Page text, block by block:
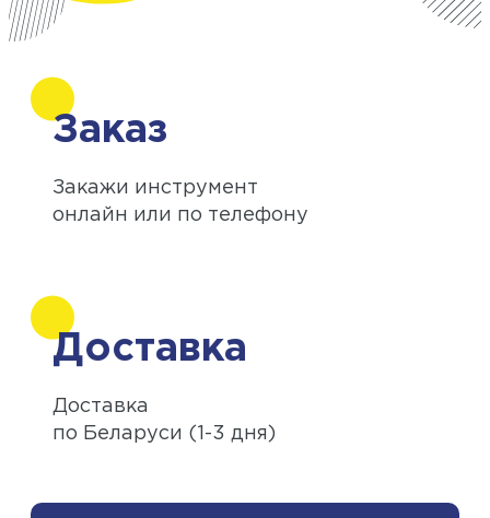
Заказ
Закажи инструмент
онлайн или по телефону
Доставка
Доставка
по Беларуси (1-3 дня)